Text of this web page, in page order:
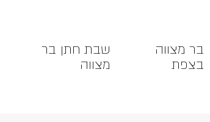
בר מצווה
בצפת
שבת חתן בר
מצווה